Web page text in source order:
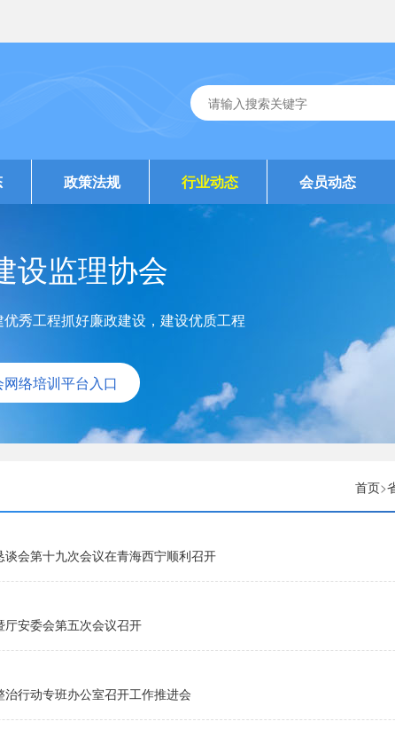
政策法规 行业动态 会员动态
设监理协会
秀工程抓好廉政建设，建设优质工程
络培训平台入口
首页>
会第十九次会议在青海西宁顺利召开
安委会第五次会议召开
行动专班办公室召开工作推进会